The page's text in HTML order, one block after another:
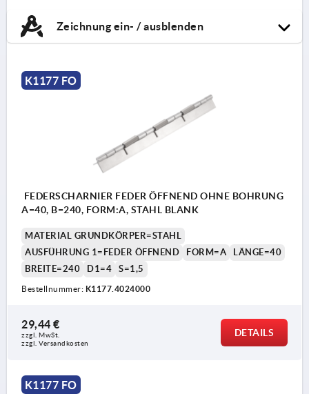
Zeichnung ein- / ausblenden
K1177 FO
FEDERSCHARNIER FEDER ÖFFNEND OHNE BOHRUNG
A=40, B=240, FORM:A, STAHL BLANK
MATERIAL GRUNDKÖRPER=STAHL
AUSFÜHRUNG 1=FEDER ÖFFNEND
FORM=A
LÄNGE=40
BREITE=240
D1=4 S=1,5
Bestellnummer: K1177.4024000
29,44 €
zzgl. MwSt.
zzgl. Versandkosten
DETAILS
K1177 FO